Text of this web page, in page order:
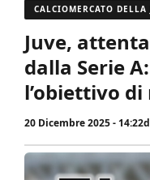
CALCIOMERCATO DELLA
Juve,
dalla Serie
l’obiettivo
20 Dicembre 2025 - 14:22